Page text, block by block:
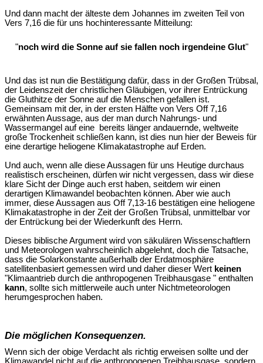
Und dann macht der älteste dem Johannes im zweiten Teil von
Vers 7,16 die für uns hochinteressante Mitteilung:
"noch wird die Sonne auf sie fallen noch irgendeine Glut"
Und das ist nun die Bestätigung dafür, dass in der Großen Trübsal,
der Leidenszeit der christlichen Gläubigen, vor ihrer Entrückung
die Gluthitze der Sonne auf die Menschen gefallen ist.
Gemeinsam mit der, in der ersten Hälfte von Vers Off 7,16
erwähnten Aussage, aus der man durch Nahrungs- und
Wassermangel auf eine bereits länger andauernde, weltweite
große Trockenheit schließen kann, ist dies nun hier der Beweis für
eine derartige heliogene Klimakatastrophe auf Erden.
Und auch, wenn alle diese Aussagen für uns Heutige durchaus
realistisch erscheinen, dürfen wir nicht vergessen, dass wir diese
klare Sicht der Dinge auch erst haben, seitdem wir einen
derartigen Klimawandel beobachten können. Aber wie auch
immer, diese Aussagen aus Off 7,13-16 bestätigen eine heliogene
Klimakatastrophe in der Zeit der Großen Trübsal, unmittelbar vor
der Entrückung bei der Wiederkunft des Herrn.
Dieses biblische Argument wird von säkulären Wissenschaftlern
und Meteorologen wahrscheinlich abgelehnt, doch die Tatsache,
dass die Solarkonstante außerhalb der Erdatmosphäre
satellitenbasiert gemessen wird und daher dieser Wert keinen
"Klimaantrieb durch die anthropogenen Treibhausgase " enthalten
kann, sollte sich mittlerweile auch unter Nichtmeteorologen
herumgesprochen haben.
Die möglichen Konsequenzen.
Wenn sich der obige Verdacht als richtig erweisen sollte und der